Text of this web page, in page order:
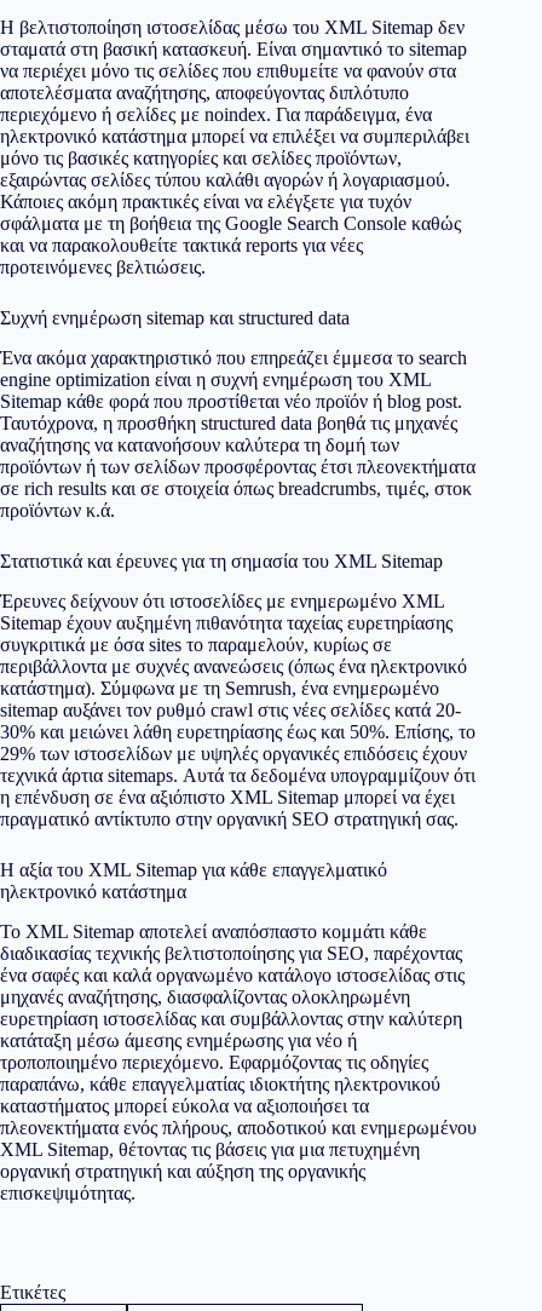
Η βελτιστοποίηση ιστοσελίδας μέσω του XML Sitemap δεν
σταματά στη βασική κατασκευή. Είναι σημαντικό το sitemap
να περιέχει μόνο τις σελίδες που επιθυμείτε να φανούν στα
αποτελέσματα αναζήτησης, αποφεύγοντας διπλότυπο
περιεχόμενο ή σελίδες με noindex. Για παράδειγμα, ένα
ηλεκτρονικό κατάστημα μπορεί να επιλέξει να συμπεριλάβει
μόνο τις βασικές κατηγορίες και σελίδες προϊόντων,
εξαιρώντας σελίδες τύπου καλάθι αγορών ή λογαριασμού.
Κάποιες ακόμη πρακτικές είναι να ελέγξετε για τυχόν
σφάλματα με τη βοήθεια της Google Search Console καθώς
και να παρακολουθείτε τακτικά reports για νέες
προτεινόμενες βελτιώσεις.
Συχνή ενημέρωση sitemap και structured data
Ένα ακόμα χαρακτηριστικό που επηρεάζει έμμεσα το search
engine optimization είναι η συχνή ενημέρωση του XML
Sitemap κάθε φορά που προστίθεται νέο προϊόν ή blog post.
Ταυτόχρονα, η προσθήκη structured data βοηθά τις μηχανές
αναζήτησης να κατανοήσουν καλύτερα τη δομή των
προϊόντων ή των σελίδων προσφέροντας έτσι πλεονεκτήματα
σε rich results και σε στοιχεία όπως breadcrumbs, τιμές, στοκ
προϊόντων κ.ά.
Στατιστικά και έρευνες για τη σημασία του XML Sitemap
Έρευνες δείχνουν ότι ιστοσελίδες με ενημερωμένο XML
Sitemap έχουν αυξημένη πιθανότητα ταχείας ευρετηρίασης
συγκριτικά με όσα sites το παραμελούν, κυρίως σε
περιβάλλοντα με συχνές ανανεώσεις (όπως ένα ηλεκτρονικό
κατάστημα). Σύμφωνα με τη Semrush, ένα ενημερωμένο
sitemap αυξάνει τον ρυθμό crawl στις νέες σελίδες κατά 20-
30% και μειώνει λάθη ευρετηρίασης έως και 50%. Επίσης, το
29% των ιστοσελίδων με υψηλές οργανικές επιδόσεις έχουν
τεχνικά άρτια sitemaps. Αυτά τα δεδομένα υπογραμμίζουν ότι
η επένδυση σε ένα αξιόπιστο XML Sitemap μπορεί να έχει
πραγματικό αντίκτυπο στην οργανική SEO στρατηγική σας.
Η αξία του XML Sitemap για κάθε επαγγελματικό
ηλεκτρονικό κατάστημα
Το XML Sitemap αποτελεί αναπόσπαστο κομμάτι κάθε
διαδικασίας τεχνικής βελτιστοποίησης για SEO, παρέχοντας
ένα σαφές και καλά οργανωμένο κατάλογο ιστοσελίδας στις
μηχανές αναζήτησης, διασφαλίζοντας ολοκληρωμένη
ευρετηρίαση ιστοσελίδας και συμβάλλοντας στην καλύτερη
κατάταξη μέσω άμεσης ενημέρωσης για νέο ή
τροποποιημένο περιεχόμενο. Εφαρμόζοντας τις οδηγίες
παραπάνω, κάθε επαγγελματίας ιδιοκτήτης ηλεκτρονικού
καταστήματος μπορεί εύκολα να αξιοποιήσει τα
πλεονεκτήματα ενός πλήρους, αποδοτικού και ενημερωμένου
XML Sitemap, θέτοντας τις βάσεις για μια πετυχημένη
οργανική στρατηγική και αύξηση της οργανικής
επισκεψιμότητας.
Ετικέτες